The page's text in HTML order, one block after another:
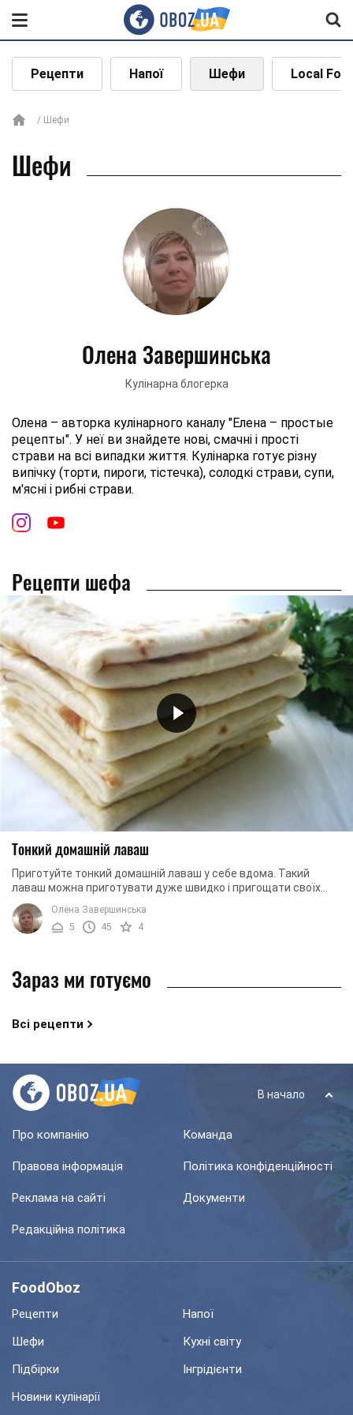
Рецепти Напої Шефи Local
Шефи
Шефи
Олена Завершинська
Кулінарна блогерка
Олена – авторка кулінарного каналу "Елена – простые
рецепты". У неї ви знайдете нові, смачні і прості
страви на всі випадки життя. Кулінарка готує різну
випічку (торти, пироги, тістечка), солодкі страви, супи,
м'ясні і рибні страви.
Рецепти шефа
Тонкий домашній лаваш
Приготуйте тонкий домашній лаваш у себе вдома. Такий
лаваш можна приготувати дуже швидко і пригощати своїх
рідних смачними закусками з лаваша. ...
Олена Завершинська
5
45 4
Зараз ми готуємо
Всі рецепти
В начало
Про компанію Команда
Правова інформація Політика конфіденційності
Реклама на сайті Документи
Редакційна політика
FoodOboz
Рецепти
Напої
Шефи
Кухні світу
Підбірки
Інгрідієнти
Новини кулінарії